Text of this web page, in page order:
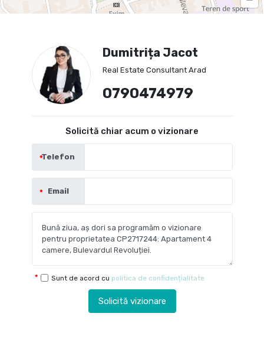
Dumitrița Jacot
Real Estate Consultant Arad
0790474979
Solicită chiar acum o vizionare
Telefon
Email
Sunt de acord cu politica de confidențialitate
Solicită vizionare